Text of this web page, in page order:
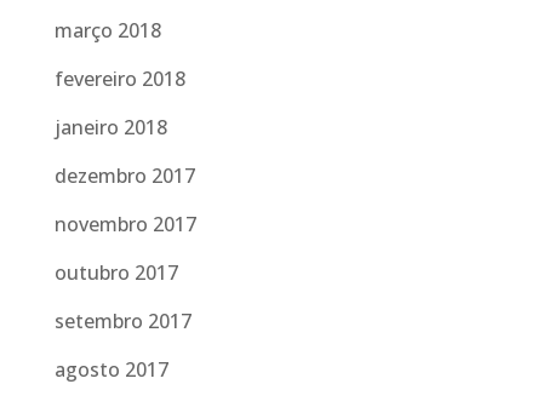
março 2018
fevereiro 2018
janeiro 2018
dezembro 2017
novembro 2017
outubro 2017
setembro 2017
agosto 2017